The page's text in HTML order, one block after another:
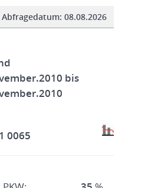
Abfragedatum: 08.08.2026
bis
0065